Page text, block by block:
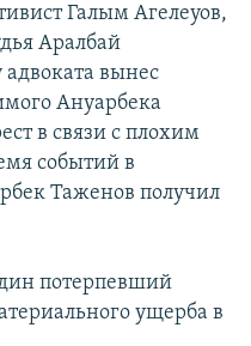
Галым Агелеуов,
Аралбай
вынес
Ануарбека
в связи с плохим
событий в
Таженов получил
потерпевший
ущерба в